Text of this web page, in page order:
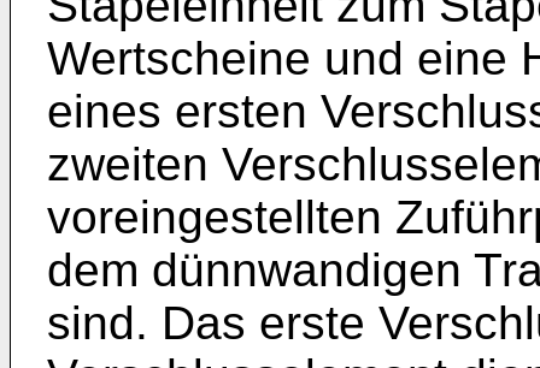
Wertscheine und eine
eines ersten
zweiten
voreingestellten
dem dünnwandigen
sind. Das erste